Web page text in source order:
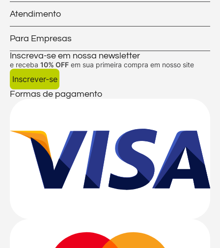
Atendimento
Para Empresas
Inscreva-se em nossa newsletter
e receba 10% OFF em sua primeira compra em nosso site
Inscrever-se
Formas de pagamento